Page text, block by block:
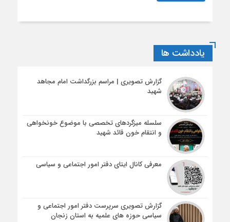
یادداشت ها
گزارش تصویری | مراسم بزرگداشت امام مجاهد
شهید
سلسله میزگردهای تخصصی با موضوع خونخواهی
و انتقام خون قائد شهید
معرفی کانال ایتای دفتر امور اجتماعی و سیاسی
گزارش تصویری سرپرست دفتر امور اجتماعی و
سیاسی حوزه های علمیه به استان زنجان